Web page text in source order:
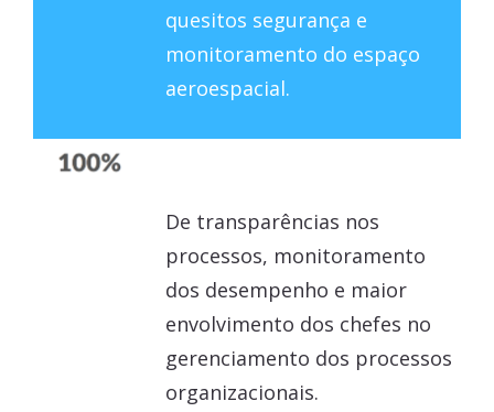
quesitos segurança e
monitoramento do espaço
aeroespacial.
De transparências nos
processos, monitoramento
dos desempenho e maior
envolvimento dos chefes no
gerenciamento dos processos
organizacionais.